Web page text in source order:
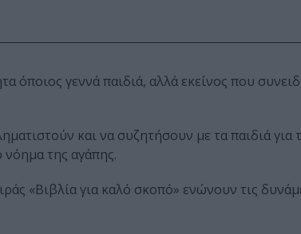
όποιος γεννά παιδιά, αλλά εκείνος που
και να συζητήσουν με τα παιδιά για
νόημα της αγάπης.
«Βιβλία για καλό σκοπό» ενώνουν τις